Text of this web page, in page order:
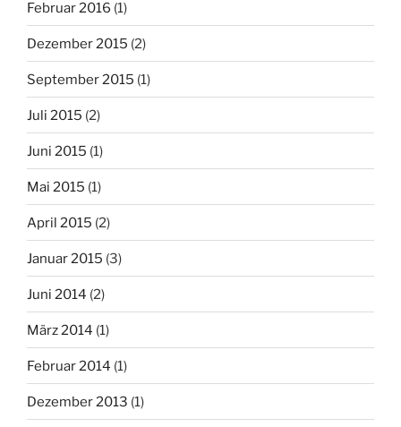
Februar 2016 (1)
Dezember 2015 (2)
September 2015 (1)
Juli 2015 (2)
Juni 2015 (1)
Mai 2015 (1)
April 2015 (2)
Januar 2015 (3)
Juni 2014 (2)
März 2014 (1)
Februar 2014 (1)
Dezember 2013 (1)